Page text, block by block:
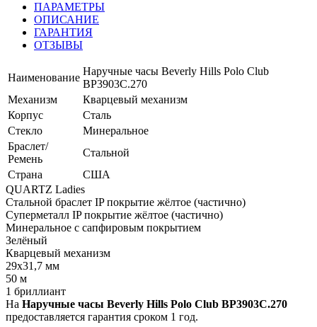
ПАРАМЕТРЫ
ОПИСАНИЕ
ГАРАНТИЯ
ОТЗЫВЫ
Наименование
Наручные часы Beverly Hills Polo Club
BP3903C.270
Механизм
Кварцевый механизм
Корпус
Сталь
Стекло
Минеральное
Браслет/
Ремень
Стальной
Страна
США
QUARTZ Ladies
Стальной браслет IP покрытие жёлтое (частично)
Суперметалл IP покрытие жёлтое (частично)
Минеральное с сапфировым покрытием
Зелёный
Кварцевый механизм
29x31,7 мм
50 м
1 бриллиант
На Наручные часы Beverly Hills Polo Club BP3903C.270
предоставляется гарантия сроком 1 год.